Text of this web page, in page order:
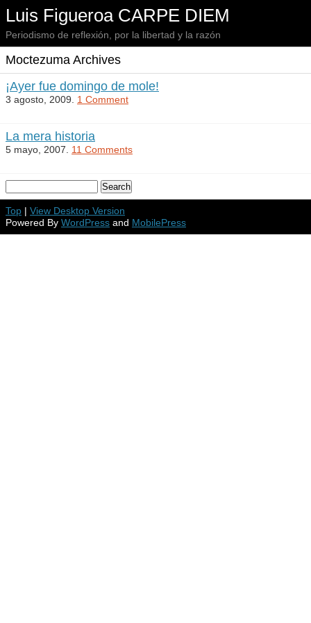
Luis Figueroa CARPE DIEM
Periodismo de reflexión, por la libertad y la razón
Moctezuma Archives
¡Ayer fue domingo de mole!
3 agosto, 2009. 1 Comment
La mera historia
5 mayo, 2007. 11 Comments
Top | View Desktop Version
Powered By WordPress and MobilePress